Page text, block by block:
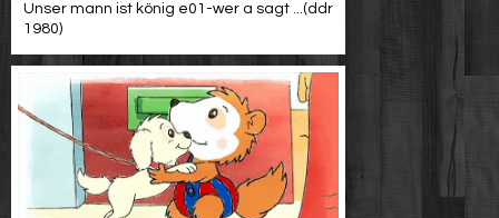
Unser mann ist könig e01-wer a sagt ...(ddr
1980)